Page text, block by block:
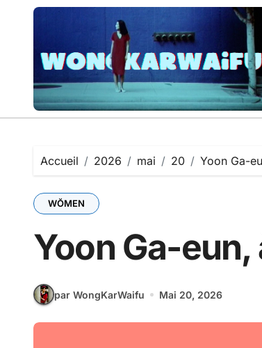
Passer
Accueil 2026 mai 20 Yoon Ga-
WŎMEN
Yoon Ga-eun,
par WongKarWaifu Mai 20, 2026